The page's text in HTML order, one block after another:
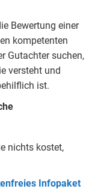
Bewertung einer
kompetenten
Gutachter suchen,
versteht und
ist.
nichts kostet,
Infopaket